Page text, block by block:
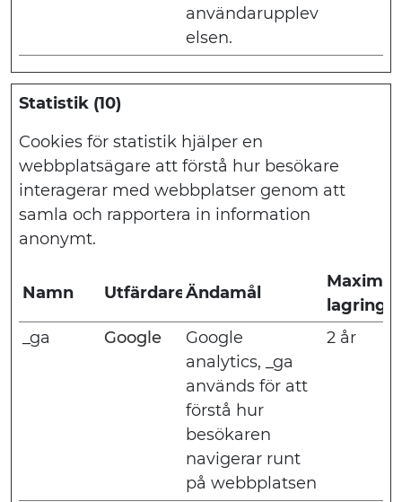
användarupplev
elsen.
Statistik (10)
Cookies för statistik hjälper en
webbplatsägare att förstå hur besökare
interagerar med webbplatser genom att
samla och rapportera in information
anonymt.
Namn UtfärdareÄndamål
Maximal
_ga
Google
Google
analytics, _ga
används för att
förstå hur
besökaren
navigerar runt
på webbplatsen
2 år